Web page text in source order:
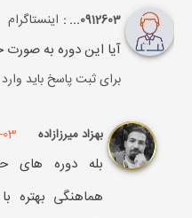
0912603... : اینستاگرام
آیا این دوره به
برای ثبت پاسخ باید وارد
بهزاد میرزازاده
بله دوره های
هماهنگی بهتره